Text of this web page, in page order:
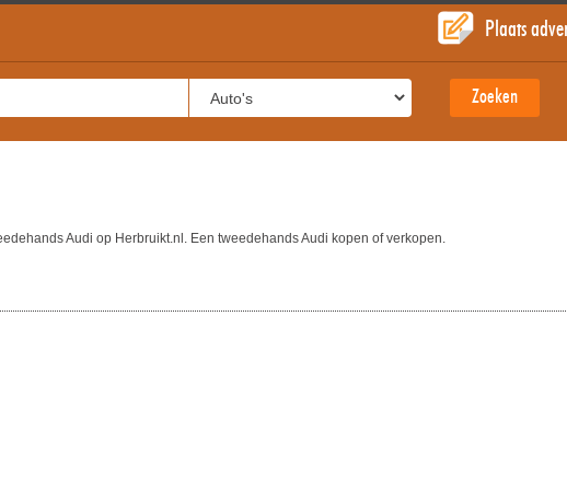
Plaats
Audi op Herbruikt.nl. Een tweedehands Audi kopen of verkopen.